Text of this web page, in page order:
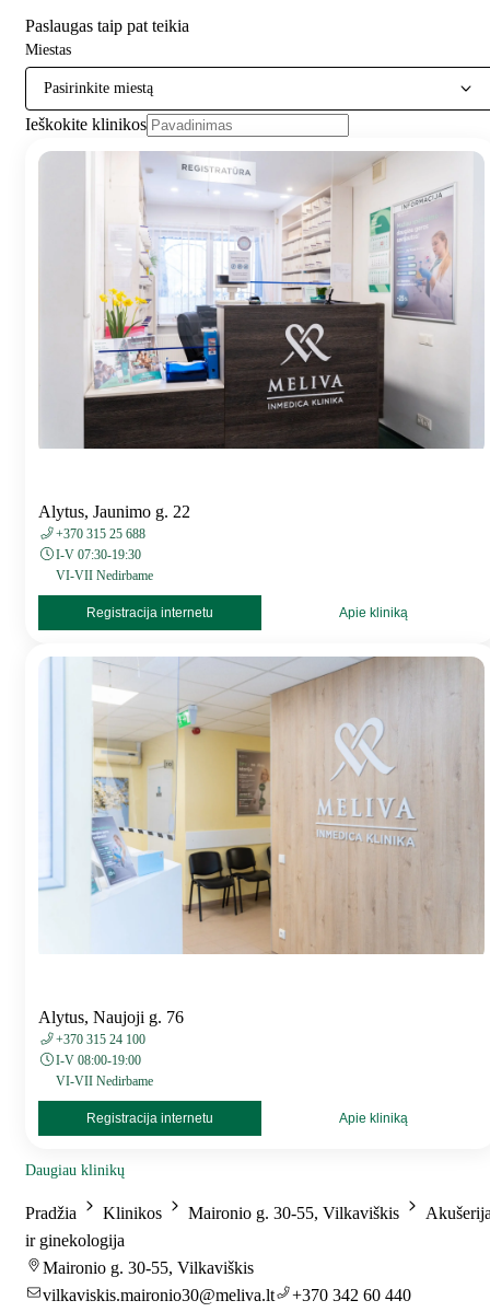
Paslaugas taip pat teikia
Miestas
Pasirinkite miestą
Ieškokite klinikos
Alytus, Jaunimo g. 22
+370 315 25 688
I-V 07:30-19:30
VI-VII Nedirbame
Registracija internetu Apie kliniką
Alytus, Naujoji g. 76
+370 315 24 100
I-V 08:00-19:00
VI-VII Nedirbame
Registracija internetu Apie kliniką
Daugiau klinikų
Pradžia Klinikos Maironio g. 30-55, Vilkaviškis
ir ginekologija
Maironio g. 30-55, Vilkaviškis
vilkaviskis.maironio30@meliva.lt
+370 342 60 440